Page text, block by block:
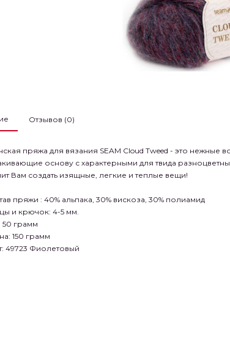
Отзывов (0)
пряжа для вязания SEAM Cloud Tweed - это
основу с характерными для твида
Вам создать изящные, легкие и теплые вещи!
пряжи : 40% альпака, 30% вискоза, 30% полиамид
и крючок: 4-5 мм.
50 грамм
150 грамм
49723 Фиолетовый